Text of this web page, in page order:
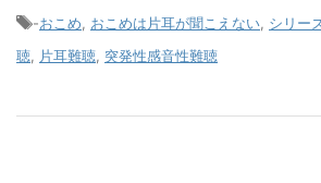
-おこめ おこめは片耳が聞こえない シリー
聴
片耳難聴 突発性感音性難聴